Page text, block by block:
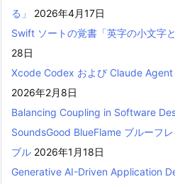
る」
2026年4月17日
Swift ソートの覚書「英字の小文字
28日
Xcode Codex および Claude Agent
2026年2月8日
Balancing Coupling in Software
SoundsGood BlueFlame ブルーフ
ブル 2026年1月18日
Generative AI-Driven Application